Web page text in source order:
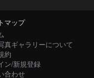
マップ
真ギャラリーについて
約
ン/新規登録
合わせ